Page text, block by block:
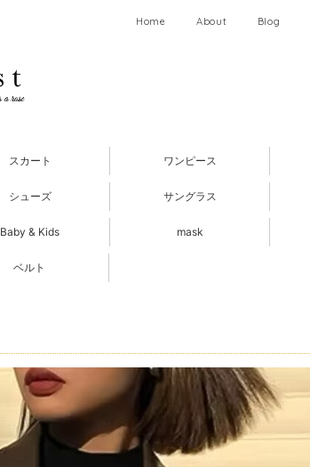
Home About Blog
スカート ワンピース
シューズ サングラス
Baby & Kids mask
ベルト